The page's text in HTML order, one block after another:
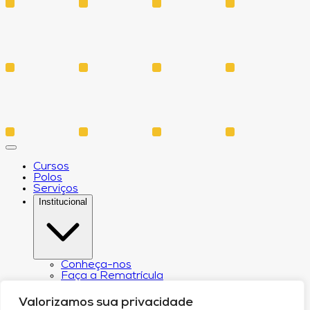
Valorizamos sua privacidade
Cursos
Polos
Serviços
Institucional
Conheça-nos
Faça a Rematrícula
Estatuto e Regimento